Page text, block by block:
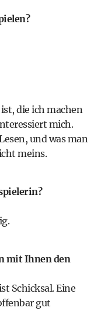
die ich machen
mich.
und was man
meins.
mit Ihnen den
Schicksal. Eine
gut